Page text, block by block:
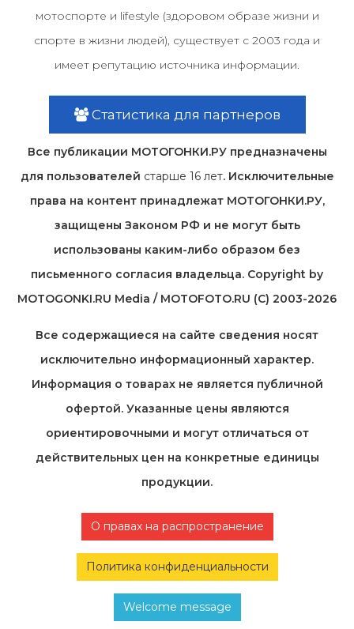
мотоспорте и lifestyle (здоровом образе жизни и
спорте в жизни людей), существует с 2003 года и
имеет репутацию источника информации.
Статистика для партнеров
Все публикации МОТОГОНКИ.РУ предназначены
для пользователей старше 16 лет. Исключительные
права на контент принадлежат МОТОГОНКИ.РУ,
защищены Законом РФ и не могут быть
использованы каким-либо образом без
письменного согласия владельца. Copyright by
MOTOGONKI.RU Media / MOTOFOTO.RU (C) 2003-2026
Все содержащиеся на cайте сведения носят
исключительно информационный характер.
Информация о товарах не является публичной
офертой. Указанные цены являются
ориентировочными и могут отличаться от
действительных цен на конкретные единицы
продукции.
О правах на распространение
Политика конфиденциальности
Welcome message